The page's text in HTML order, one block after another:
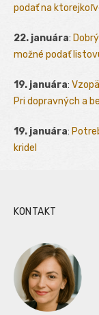
podať na
22. januára:
možné podať
19. januára:
Pri dopravných a
19. januára:
kridel
KONTAKT